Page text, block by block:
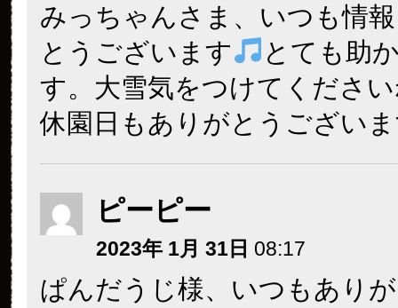
みっちゃんさま、いつも情
とうございます
とても助
す。大雪気をつけてくださ
休園日もありがとうござい
ピーピー
2023年 1月 31日 08:17
ぱんだうじ様、いつもあり